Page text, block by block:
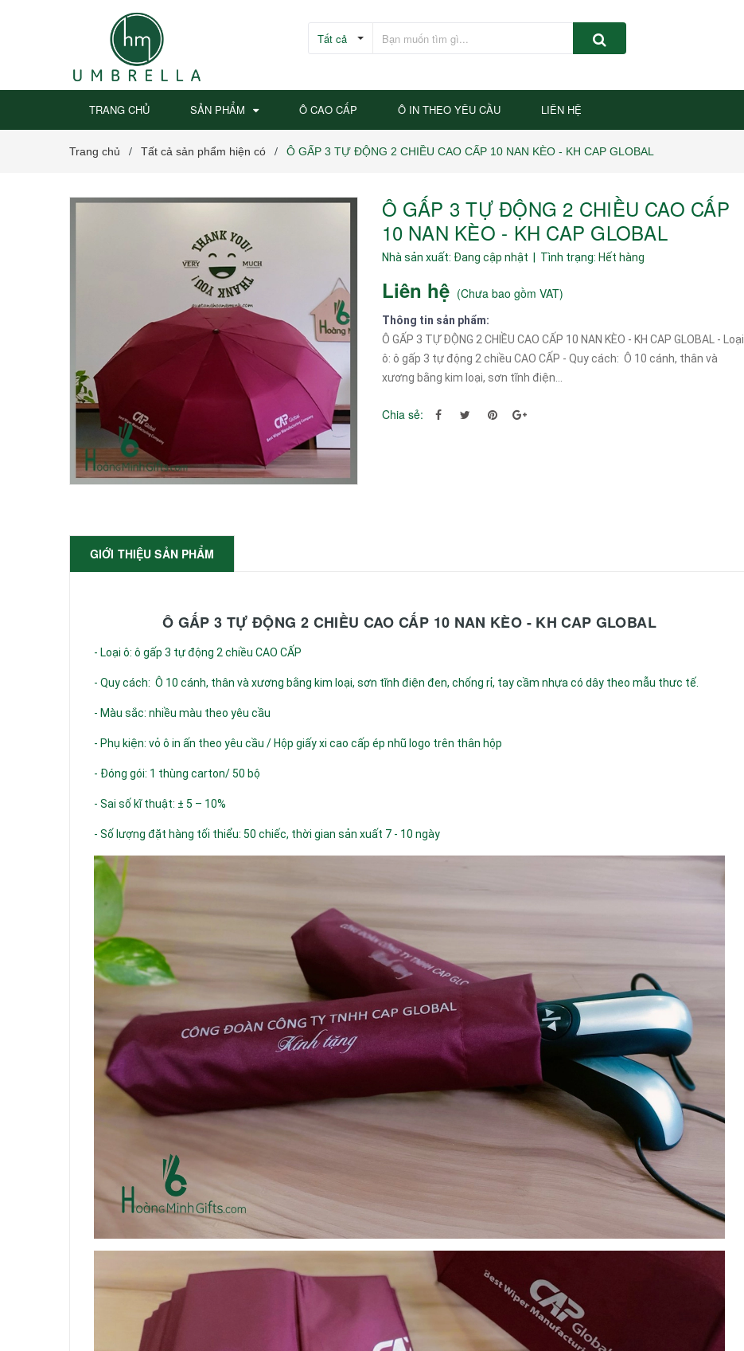
Tất cả
TRANG CHỦ SẢN PHẨM Ô CAO CẤP Ô IN THEO YÊU CẦU LIÊN HỆ
Trang chủ / Tất cả sản phẩm hiện có / Ô GẤP 3 TỰ ĐỘNG 2 CHIỀU CAO CẤP 10 NAN KÈO - KH CAP GLOBAL
Ô GẤP 3 TỰ ĐỘNG 2 CHIỀU CAO CẤP
10 NAN KÈO - KH CAP GLOBAL
Nhà sản xuất: Đang cập nhật | Tình trạng: Hết hàng
Liên hệ (Chưa bao gồm VAT)
Thông tin sản phẩm:
Ô GẤP 3 TỰ ĐỘNG 2 CHIỀU CAO CẤP 10 NAN KÈO - KH CAP GLOBAL - Loại
ô: ô gấp 3 tự động 2 chiều CAO CẤP - Quy cách: Ô 10 cánh, thân và
xương bằng kim loại, sơn tĩnh điện...
Chia sẻ:
GIỚI THIỆU SẢN PHẨM
Ô GẤP 3 TỰ ĐỘNG 2 CHIỀU CAO CẤP 10 NAN KÈO - KH CAP GLOBAL
- Loại ô: ô gấp 3 tự động 2 chiều CAO CẤP
- Quy cách: Ô 10 cánh, thân và xương bằng kim loại, sơn tĩnh điện đen, chống rỉ, tay cầm nhựa có dây theo mẫu thưc tế.
- Màu sắc: nhiều màu theo yêu cầu
- Phụ kiện: vỏ ô in ấn theo yêu cầu / Hộp giấy xi cao cấp ép nhũ logo trên thân hộp
- Đóng gói: 1 thùng carton/ 50 bộ
- Sai số kĩ thuật: ± 5 – 10%
- Số lượng đặt hàng tối thiểu: 50 chiếc, thời gian sản xuất 7 - 10 ngày